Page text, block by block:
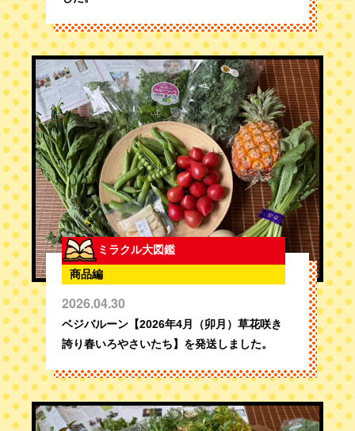
ミラクル大図鑑
商品編
2026.04.30
ベジバルーン【2026年4月（卯月）草花咲き
誇り春いろやさいたち】を発送しました。